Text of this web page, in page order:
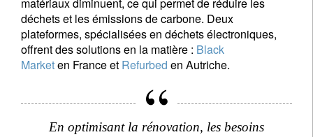
déchets et les émissions de carbone. Deux
plateformes, spécialisées en déchets électroniques,
offrent des solutions en la matière : Black
Marketen France et Refurbed en Autriche.
En optimisant la rénovation, les besoins